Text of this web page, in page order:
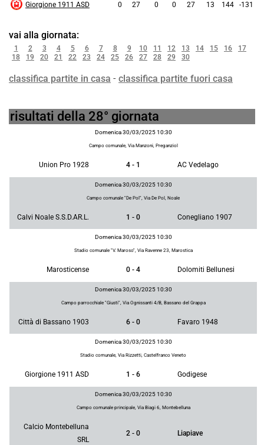
Giorgione 1911 ASD 0 27 0 0 27 13 144 -131
vai alla giornata:
1 2 3 4 5 6 7 8 9 10 11 12 13 14 15 16
17
18
19 20 21 22 23 24 25 26 27 28 29 30
classifica partite in casa - classifica partite fuori casa
risultati della 28° giornata
Domenica 30/03/2025 10:30
Campo comunale, Via Manzoni, Preganziol
Union Pro 1928 4 - 1 AC Vedelago
Domenica 30/03/2025 10:30
Campo comunale "De Pol", Via De Pol, Noale
Calvi Noale S.S.D.AR.L. 1 - 0 Conegliano 1907
Domenica 30/03/2025 10:30
Stadio comunale "V. Maroso", Via Ravenne 23, Marostica
Marosticense 0 - 4 Dolomiti Bellunesi
Domenica 30/03/2025 10:30
Campo parrocchiale "Giusti", Via Ognissanti 4/B, Bassano del Grappa
Città di Bassano 1903 6 - 0 Favaro 1948
Domenica 30/03/2025 10:30
Stadio comunale, Via Rizzetti, Castelfranco Veneto
Giorgione 1911 ASD 1 - 6 Godigese
Domenica 30/03/2025 10:30
Campo comunale principale, Via Biagi 6, Montebelluna
Calcio Montebelluna
SRL
2 - 0 Liapiave